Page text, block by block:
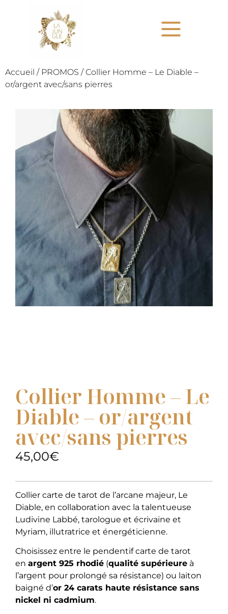
Accueil / PROMOS / Collier Homme – Le Diable –
or/argent avec/sans pierres
Collier Homme – Le
Diable – or/argent
avec/sans pierres
45,00€
Collier carte de tarot de l’arcane majeur, Le
Diable, en collaboration avec la talentueuse
Ludivine Labbé, tarologue et écrivaine et
Myriam, illutratrice et énergéticienne.
Choisissez entre le pendentif carte de tarot
en argent 925 rhodié (qualité supérieure à
l’argent pour prolongé sa résistance) ou laiton
baigné d’or 24 carats haute résistance sans
nickel ni cadmium.